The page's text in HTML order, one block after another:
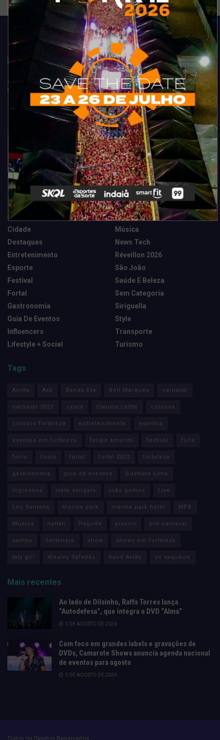
Acompanhe todas as novidades do entretenimento na região de
Fortaleza. Dicas, promoções, coberturas exclusivas e muito mais.
Categorias
Camarote Vip Junino
Cidade
Destaques
Entretenimento
Esporte
Festival
Fortal
Gastronomia
Guia De Eventos
Influencers
Lifestyle + Social
Marketing E Negócios
Música
News Tech
Réveillon 2026
São João
Saúde E Beleza
Sem Categoria
Siriguella
Style
Transporte
Turismo
Tags
Anitta Axé Banda Eva Bell Marques carnaval
carnaval 2022 ceará Claudia Leitte colosso
colosso fortaleza entretenimento eventos
eventos em fortaleza felipe amorim festival folia
forro Forró fortal fortal 2022 fortaleza
gastronomia guia de eventos Gusttavo Lima
ingressos ivete sangalo joão gomes Live
Léo Santana marina park marina park hotel MPB
Música nattan Pagode piseiro pré-carnaval
samba Sertanejo show shows em fortaleza
taty girl Wesley Safadão Xand Avião zé vaqueiro
Mais recentes
Ao lado de Dilsinho, Raffa Torres lança
“Autodefesa”, que integra o DVD “Alma”
5 DE AGOSTO DE 2026
Com foco em grandes labels e gravações de
DVDs, Camarote Shows anuncia agenda nacional
de eventos para agosto
5 DE AGOSTO DE 2026
Todos os Direitos Reservados